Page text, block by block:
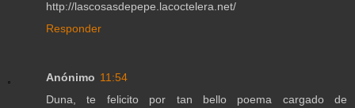
http://lascosasdepepe.lacoctelera.net/
Responder
Anónimo 11:54
Duna, te felicito por tan bello poema cargado de